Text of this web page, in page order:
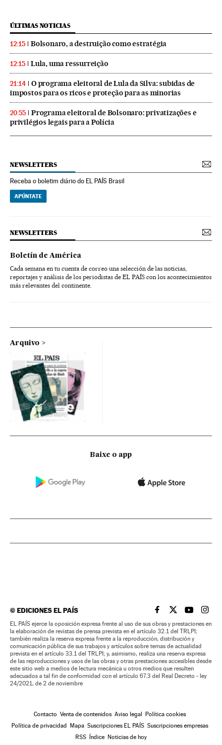
ÚLTIMAS NOTICIAS
12:15 Bolsonaro, a destruição como estratégia
12:15 Lula, uma ressurreição
21:14
O programa eleitoral de Lula da Silva: subidas de
impostos para os ricos e proteção para as minorias
20:55
Programa eleitoral de Bolsonaro: privatizações e
privilégios legais para a Polícia
NEWSLETTERS
Receba o boletim diário do EL PAÍS Brasil
APÚNTATE
NEWSLETTERS
Boletín de América
Cada semana en tu cuenta de correo una selección de las noticias,
reportajes y análisis de los periodistas de EL PAÍS con los acontecimientos
más relevantes del continente.
Arquivo
Baixe o app
©EDICIONES EL PAÍS EL PAÍS BRASIL EN
EL PAÍSEL PAÍS
EL
EL PAÍS ejerce la oposición expresa frente al uso de sus obras y prestaciones en
la elaboración de revistas de prensa prevista en el artículo 32.1 del TRLPI;
también realiza la reserva expresa frente a la reproducción, distribución y
comunicación pública de sus trabajos y artículos sobre temas de actualidad
prevista en el artículo 33.1 del TRLPI; y, asimismo, realiza una reserva expresa
de las reproducciones y usos de las obras y otras prestaciones accesibles desde
este sitio web a medios de lectura mecánica u otros medios que resulten
adecuados a tal fin de conformidad con el artículo 67.3 del Real Decreto - ley
24/2021, de 2 de noviembre
Contacto Venta de contenidos Aviso legal
Política cookies
Política de privacidad
Mapa Suscripciones EL PAÍS Suscripciones empresas
RSS
Índice Noticias de hoy